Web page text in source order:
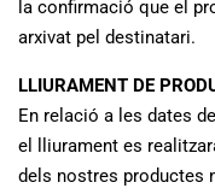
la confirmació que el
arxivat pel destinatari.
LLIURAMENT DE
En relació a les dates
el lliurament es
dels nostres productes